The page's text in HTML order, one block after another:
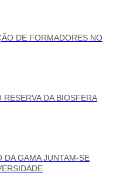
DE FORMADORES NO
DA BIOSFERA
DA GAMA JUNTAM-SE